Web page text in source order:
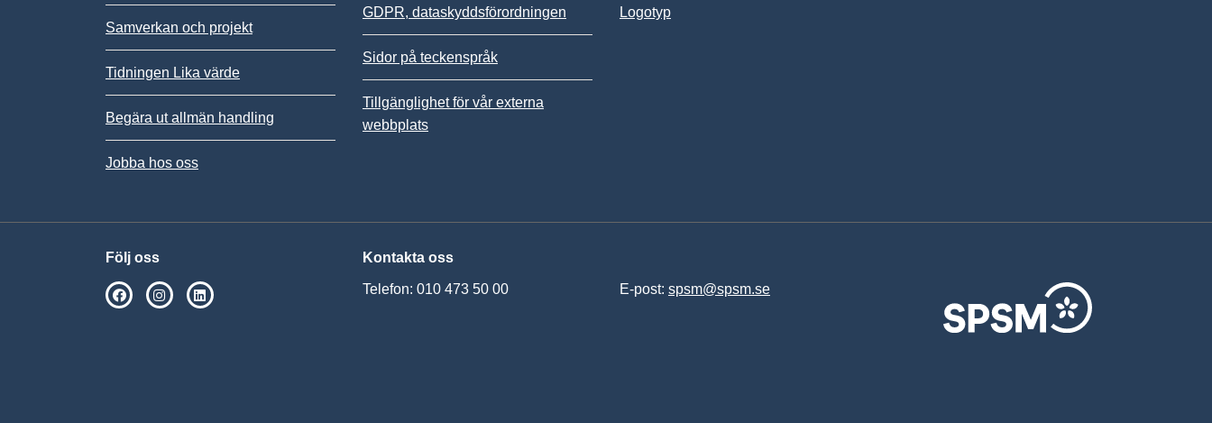
Samverkan och projekt
Tidningen Lika värde
Begära ut allmän handling
Jobba hos oss
GDPR, dataskyddsförordningen
Sidor på teckenspråk
Tillgänglighet för vår externa
webbplats
Logotyp
Följ oss
SPSM på Facebook
SPSM på Instagram
Kontakta oss
Telefon: 010 473 50 00 E-post: spsm@spsm.se